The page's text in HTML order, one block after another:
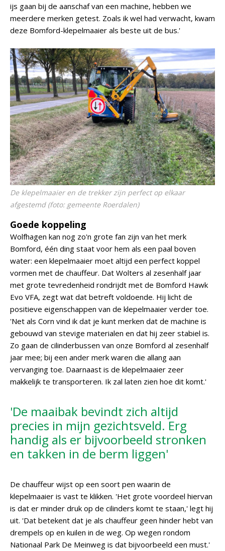
ijs gaan bij de aanschaf van een machine, hebben we
meerdere merken getest. Zoals ik wel had verwacht, kwam
deze Bomford-klepelmaaier als beste uit de bus.'
De klepelmaaier en de trekker zijn perfect op elkaar
afgestemd (foto: gemeente Roerdalen)
Goede koppeling
Wolfhagen kan nog zo'n grote fan zijn van het merk
Bomford, één ding staat voor hem als een paal boven
water: een klepelmaaier moet altijd een perfect koppel
vormen met de chauffeur. Dat Wolters al zesenhalf jaar
met grote tevredenheid rondrijdt met de Bomford Hawk
Evo VFA, zegt wat dat betreft voldoende. Hij licht de
positieve eigenschappen van de klepelmaaier verder toe.
'Net als Corn vind ik dat je kunt merken dat de machine is
gebouwd van stevige materialen en dat hij zeer stabiel is.
Zo gaan de cilinderbussen van onze Bomford al zesenhalf
jaar mee; bij een ander merk waren die allang aan
vervanging toe. Daarnaast is de klepelmaaier zeer
makkelijk te transporteren. Ik zal laten zien hoe dit komt.'
'De maaibak bevindt zich altijd
precies in mijn gezichtsveld. Erg
handig als er bijvoorbeeld stronken
en takken in de berm liggen'
De chauffeur wijst op een soort pen waarin de
klepelmaaier is vast te klikken. 'Het grote voordeel hiervan
is dat er minder druk op de cilinders komt te staan,' legt hij
uit. 'Dat betekent dat je als chauffeur geen hinder hebt van
drempels op en kuilen in de weg. Op wegen rondom
Nationaal Park De Meinweg is dat bijvoorbeeld een must.'